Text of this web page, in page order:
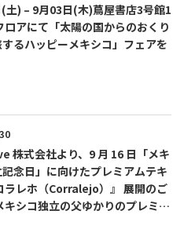
テキーラとは
テキーラマーケット
テキーラマップ
土) – 9月03日(木)蔦屋書店3号館1
ロアにて「太陽の国からのおくり
るハッピーメキシコ」フェアを
株式会社より、9 月 16 日「メキ
念日」に向けたプレミアムテキ
ラレホ（Corralejo）』 展開のご
キシコ独立の父ゆかりのプレミア